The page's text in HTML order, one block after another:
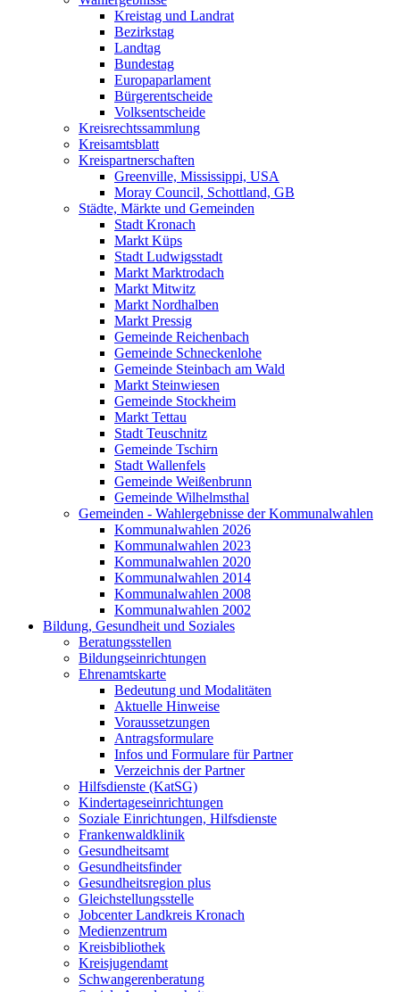
Kreistag und Landrat
Bezirkstag
Landtag
Bundestag
Europaparlament
Bürgerentscheide
Volksentscheide
Kreisrechtssammlung
Kreisamtsblatt
Kreispartnerschaften
Greenville, Mississippi, USA
Moray Council, Schottland, GB
Städte, Märkte und Gemeinden
Stadt Kronach
Markt Küps
Stadt Ludwigsstadt
Markt Marktrodach
Markt Mitwitz
Markt Nordhalben
Markt Pressig
Gemeinde Reichenbach
Gemeinde Schneckenlohe
Gemeinde Steinbach am Wald
Markt Steinwiesen
Gemeinde Stockheim
Markt Tettau
Stadt Teuschnitz
Gemeinde Tschirn
Stadt Wallenfels
Gemeinde Weißenbrunn
Gemeinde Wilhelmsthal
Gemeinden - Wahlergebnisse der Kommunalwahlen
Kommunalwahlen 2026
Kommunalwahlen 2023
Kommunalwahlen 2020
Kommunalwahlen 2014
Kommunalwahlen 2008
Kommunalwahlen 2002
Bildung, Gesundheit und Soziales
Beratungsstellen
Bildungseinrichtungen
Ehrenamtskarte
Bedeutung und Modalitäten
Aktuelle Hinweise
Voraussetzungen
Antragsformulare
Infos und Formulare für Partner
Verzeichnis der Partner
Hilfsdienste (KatSG)
Kindertageseinrichtungen
Soziale Einrichtungen, Hilfsdienste
Frankenwaldklinik
Gesundheitsamt
Gesundheitsfinder
Gesundheitsregion plus
Gleichstellungsstelle
Jobcenter Landkreis Kronach
Medienzentrum
Kreisbibliothek
Kreisjugendamt
Schwangerenberatung